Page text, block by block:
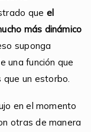
que el
más dinámico
suponga
una función que
un estorbo.
en el momento
otras de manera